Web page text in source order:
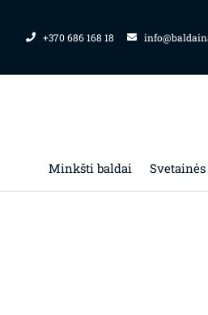
+370 686 168 18
Minkšti baldai